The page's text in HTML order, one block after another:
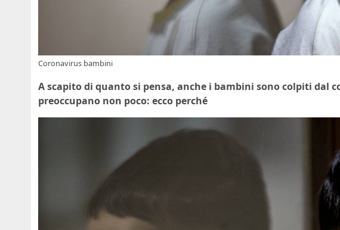
Coronavirus bambini
A scapito di quanto si pensa, anche i bambini sono colpiti dal
preoccupano non poco: ecco perché